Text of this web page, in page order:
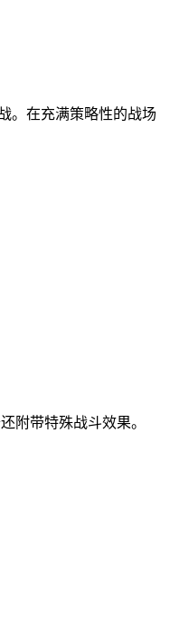
。在充满策略性的战场
附带特殊战斗效果。